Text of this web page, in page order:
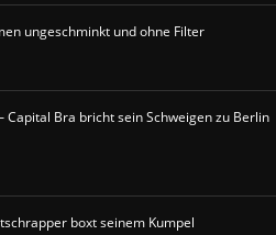
ungeschminkt und ohne Filter
Capital Bra bricht sein Schweigen zu Berlin
boxt seinem Kumpel